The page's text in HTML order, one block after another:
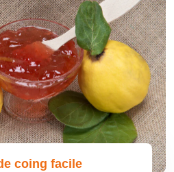
coing facile